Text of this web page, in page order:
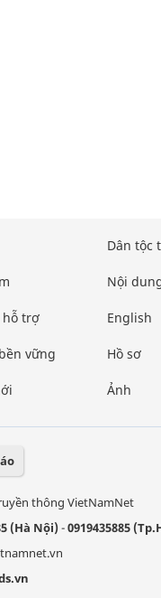
hỗ trợ
vững
Dân tộc
Nội
English
Hồ sơ
Ảnh
thông VietNamNet
(Hà Nội)-0919435885